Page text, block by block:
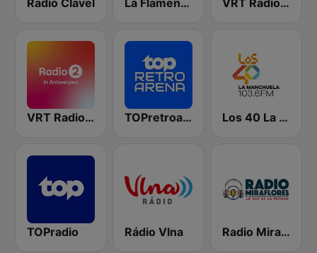
Radio Clavel La Flamenca VRT Radio 2 West-Vlaanderen
VRT Radio 2 Antwerpen TOPretroarena Los 40 La Manchuela
TOPradio Rádio Vlna Radio Miraflores